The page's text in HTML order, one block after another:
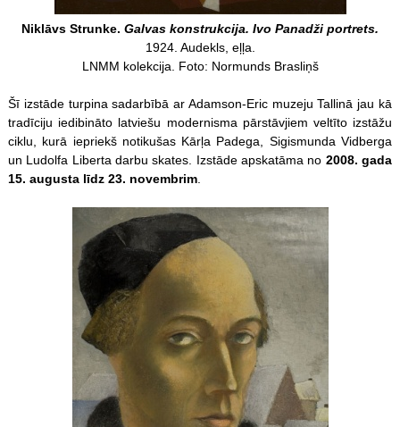
Niklāvs Strunke. Galvas konstrukcija. Ivo Panadži portrets.
1924. Audekls, eļļa.
LNMM kolekcija. Foto: Normunds Brasliņš
Šī izstāde turpina sadarbībā ar Adamson-Eric muzeju Tallinā jau kā
tradīciju iedibināto latviešu modernisma pārstāvjiem veltīto izstāžu
ciklu, kurā iepriekš notikušas Kārļa Padega, Sigismunda Vidberga
un Ludolfa Liberta darbu skates. Izstāde apskatāma no 2008. gada
15. augusta līdz 23. novembrim.